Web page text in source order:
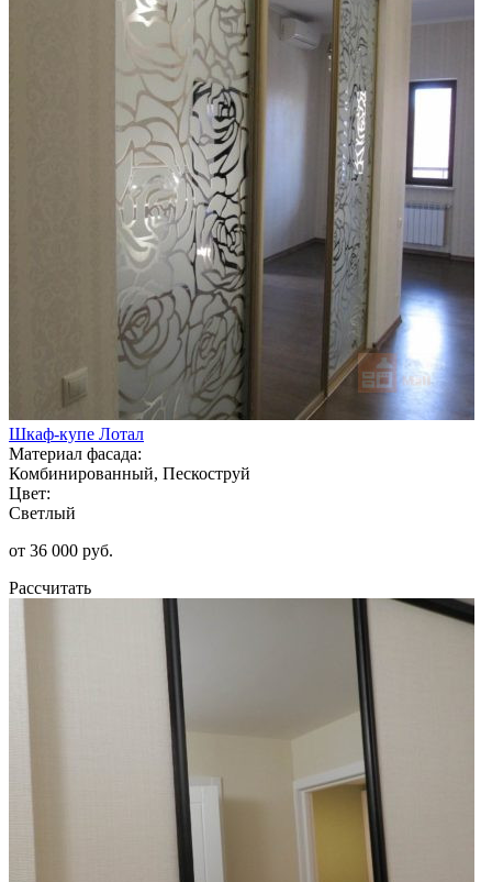
Шкаф-купе Лотал
Материал фасада:
Комбинированный, Пескоструй
Цвет:
Светлый
от 36 000 руб.
Рассчитать